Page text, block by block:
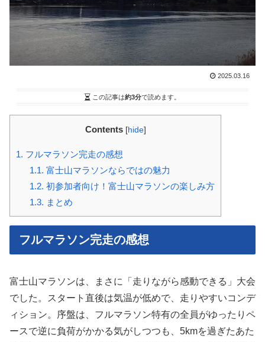
2025.03.16
この記事は約3分で読めます。
Contents [hide]
1. フルマラソン完走の感想
1.1. 富士山マラソンならではの魅力
1.2. 初参加者向け！富士山マラソンの楽しみ方
1.3. まとめ
フルマラソン完走の感想
富士山マラソンは、まさに「走りながら感動できる」大会
でした。スタート直後は気温が低めで、走りやすいコンデ
ィション。序盤は、フルマラソン特有の全員がゆったりペ
ースで逆に負荷がかかる気がしつつも、5kmを過ぎたあた